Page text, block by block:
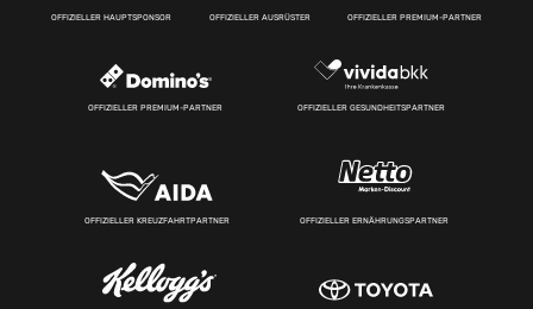
OFFIZIELLER HAUPTSPONSOR OFFIZIELLER AUSRÜSTER OFFIZIELLER PREMIUM-PARTNER
OFFIZIELLER PREMIUM-PARTNER OFFIZIELLER GESUNDHEITSPARTNER
OFFIZIELLER KREUZFAHRTPARTNER OFFIZIELLER ERNÄHRUNGSPARTNER